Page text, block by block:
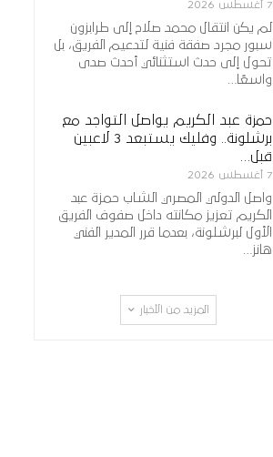
7 أغسطس 2026
لم يكن انتقال محمد صلاح إلى طرابزون
سبور مجرد صفقة فنية لتدعيم الفريق، بل
تحول إلى حدث استثنائي أحدث صدى
واسعًا…
حمزة عبد الكريم يواصل التواجد مع
برشلونة.. وفليك يستبعد 3 لاعبين
قبل…
7 أغسطس 2026
واصل الدولي المصري الشاب حمزة عبد
الكريم تعزيز مكانته داخل صفوف الفريق
الأول لبرشلونة، بعدما قرر المدير الفني
هانز…
المزيد من الأخبار